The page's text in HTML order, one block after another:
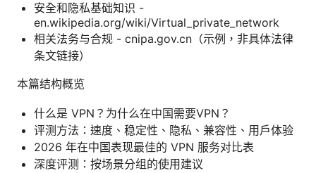
安全和隐私基础知识 -
en.wikipedia.org/wiki/Virtual_private_network
相关法务与合规 - cnipa.gov.cn（示例，非具体法律
条文链接）
本篇结构概览
什么是 VPN？为什么在中国需要VPN？
评测方法：速度、稳定性、隐私、兼容性、用户体验
2026 年在中国表现最佳的 VPN 服务对比表
深度评测：按场景分组的使用建议